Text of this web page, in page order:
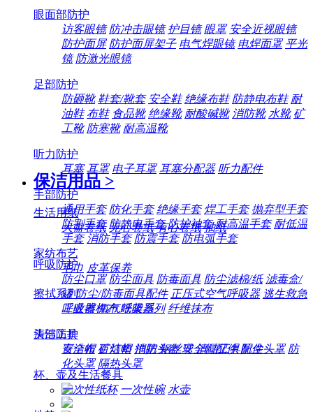
眼面部防护
访客眼镜 防冲击眼镜 护目镜 眼罩 安全近视眼镜
防护面屏 防护面屏架子 电气焊眼镜 电焊面罩 平光
镜 防激光眼镜
足部防护
防砸靴 鞋套/靴套 安全鞋 绝缘布鞋 防静电布鞋 耐
油鞋 布鞋 食品靴 绝缘靴 耐酸碱靴 消防靴 水靴 矿
工靴 防寒靴 耐高温靴
听力防护
耳塞 耳罩 电子耳罩 耳塞分配器 听力配件
手部防护
通用手套 防化手套 绝缘手套 焊工手套 抛弃型手套
防割手套 防静电手套 防护袖套 耐高温手套 耐低温
手套 消防手套 防震手套 防电弧手套
呼吸防护
防尘口罩 防尘面具 防毒面具 防尘滤棉/纸 滤毒盒/
罐 防尘/防毒面具配件 正压式空气呼吸器 逃生救急
呼吸器 氧气呼吸器
头部防护
安全帽 矿灯帽 消防头盔 安全帽配件 防尘头罩 防
化头罩 隔热头罩
保洁用品 >
生活用纸
大盘卷纸 无心卷纸 有心卷纸 抽纸
家纺布艺
毛巾 皮革保养
擦拭系列
工业擦机布 纸架系列 纤维抹布
清洁工具
百洁布 百洁垫 拖把 钢丝球 清洁工具配件
杯、壶及生活餐具
一次性纸杯 一次性碗 水壶